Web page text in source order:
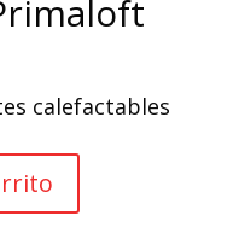
€.
calefactables